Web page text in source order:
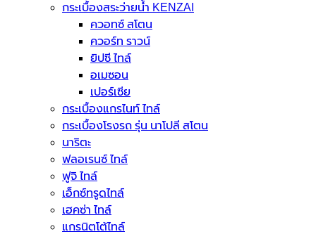
กระเบื้องสระว่ายน้ำ KENZAI
ควอทซ์ สโตน
ควอร์ท ราวน์
ยิปซี ไทล์
อเมซอน
เปอร์เซีย
กระเบื้องแกรไนท์ ไทล์
กระเบื้องโรงรถ รุ่น นาโปลี สโตน
นาริตะ
ฟลอเรนซ์ ไทล์
ฟูจิ ไทล์
เอ็กซ์ทรูดไทล์
เฮคซ่า ไทล์
แกรนิตโต้ไทล์